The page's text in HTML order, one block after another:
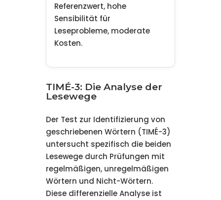
Referenzwert, hohe
Sensibilität für
Leseprobleme, moderate
Kosten.
TIMÉ-3: Die Analyse der
Lesewege
Der Test zur Identifizierung von
geschriebenen Wörtern (TIMÉ-3)
untersucht spezifisch die beiden
Lesewege durch Prüfungen mit
regelmäßigen, unregelmäßigen
Wörtern und Nicht-Wörtern.
Diese differenzielle Analyse ist